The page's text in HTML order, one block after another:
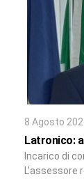
8 Agosto
Latronico:
Incarico di
L’assessore